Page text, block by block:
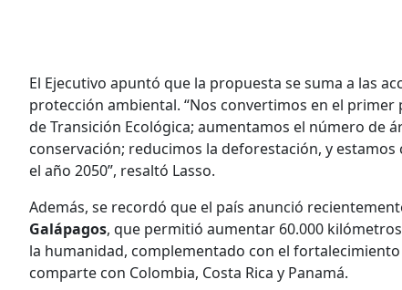
El Ejecutivo apuntó que la propuesta se suma a las
protección ambiental. “Nos convertimos en el
de Transición Ecológica; aumentamos el número de
conservación; reducimos la deforestación, y
el año 2050”, resaltó Lasso.
Además, se recordó que el país anunció
Galápagos, que permitió aumentar 60.000
la humanidad, complementado con el
comparte con Colombia, Costa Rica y Panamá.